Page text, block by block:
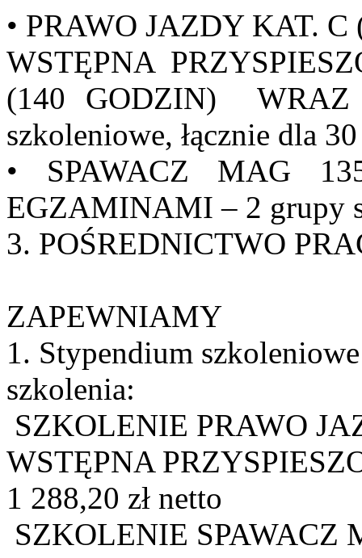
• PRAWO JAZDY KAT.
WSTĘPNA
(140 GODZIN)
szkoleniowe, łącznie dla
• SPAWACZ MAG
EGZAMINAMI – 2 grupy
3. POŚREDNICTWO
ZAPEWNIAMY
1. Stypendium
szkolenia:
SZKOLENIE PRAWO
WSTĘPNA
1 288,20 zł netto
SZKOLENIE SPAWACZ